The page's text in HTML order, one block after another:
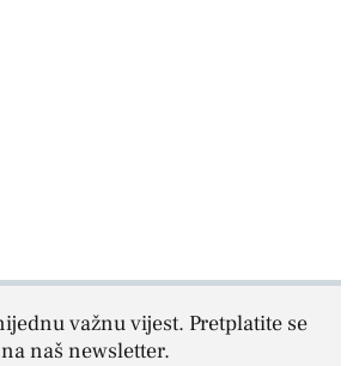
važnu vijest. Pretplatite se
na naš newsletter.